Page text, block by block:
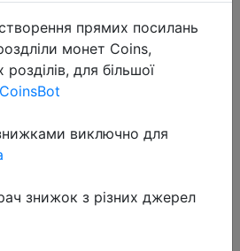
BTrace 2-3 персоны
руб.
прямих посилань
монет Coins,
для більшої
виключно для
знижок з різних джерел